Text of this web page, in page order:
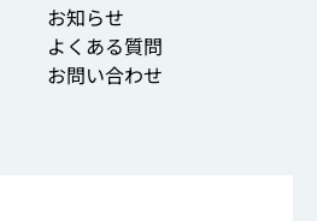
お知らせ
よくある質問
お問い合わせ